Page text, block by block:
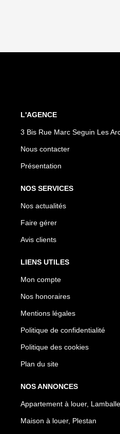
L'AGENCE
3 Bis Rue Marc Seguin Les
Nous contacter
Présentation
NOS SERVICES
Nos actualités
Faire gérer
Avis clients
LIENS UTILES
Mon compte
Nos honoraires
Mentions légales
Politique de confidentialité
Politique des cookies
Plan du site
NOS ANNONCES
Appartement à louer, Lamballe
Maison à louer, Plestan